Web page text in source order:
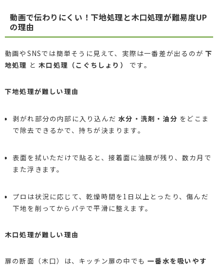
動画で伝わりにくい！下地処理と木口処理が難易度UP
の理由
動画やSNSでは簡単そうに見えて、実際は一番差が出るのが下
地処理 と木口処理（こぐちしょり） です。
下地処理が難しい理由
剥がれ部分の内部に入り込んだ水分・洗剤・油分 をどこま
で除去できるかで、持ちが決まります。
表面を拭いただけで貼ると、接着面に油膜が残り、数カ月で
また浮きます。
プロは状況に応じて、乾燥時間を1日以上とったり、傷んだ
下地を削ってからパテで平滑に整えます。
木口処理が難しい理由
扉の断面（木口）は、キッチン扉の中でも一番水を吸いやす